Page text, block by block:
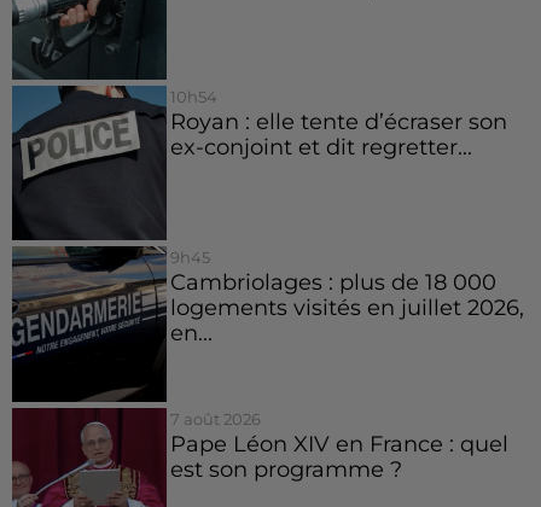
10h54
Royan : elle tente d’écraser son
ex-conjoint et dit regretter...
9h45
Cambriolages : plus de 18 000
logements visités en juillet 2026,
en...
7 août 2026
Pape Léon XIV en France : quel
est son programme ?